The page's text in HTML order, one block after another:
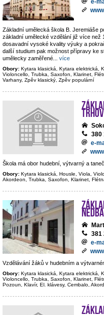
e-
Základní umělecká škola B. Jeremiáše
základní umělecké vzdělání již více než
dosavadní vysoké kvality výuky a
další studium pak možnost přípravy ke
umělecky zaměřené
více
Obory: Kytara klasická, Kytara elektrická,
Violoncello, Trubka, Saxofon, Klarinet,
Varhany, Zpěv klasický, Zpěv populární
380
e-
Škola má obor hudební, výtvarný a
Obory: Kytara klasická, Housle, Viola,
Akordeon, Trubka, Saxofon, Klarinet,
381
e-
Vzdělávání žáků v hudebním a
Obory: Kytara klasická, Kytara elektrická,
Violoncello, Trubka, Saxofon, Klarinet,
Pozoun, Klavír, El. klávesy, Cembalo,